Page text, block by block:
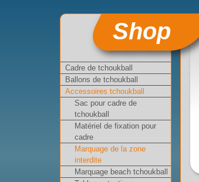
Shop
Cadre de tchoukball
Ballons de tchoukball
Accessoires tchoukball
Sac pour cadre de
tchoukball
Matériel de fixation pour
cadre
Marquage de la zone
interdite
Marquage beach tchoukball